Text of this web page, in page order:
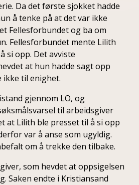
Da det første sjokket hadde
å tenke på at det var ikke
Fellesforbundet og ba om
Fellesforbundet mente Lilith
si opp. Det avviste
at hun hadde sagt opp
til enighet.
gjennom LO, og
til arbeidsgiver
at Lilith ble presset til å si opp
var å anse som ugyldig.
om å trekke den tilbake.
som hevdet at oppsigelsen
Saken endte i Kristiansand